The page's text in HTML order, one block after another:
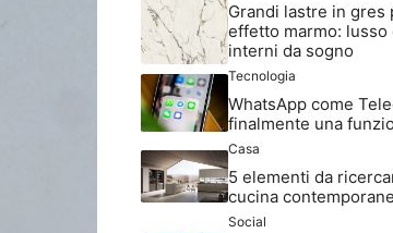
Grandi lastre in gres
effetto marmo:
interni da sogno
Tecnologia
WhatsApp come
finalmente una
Casa
5 elementi da
cucina
Social